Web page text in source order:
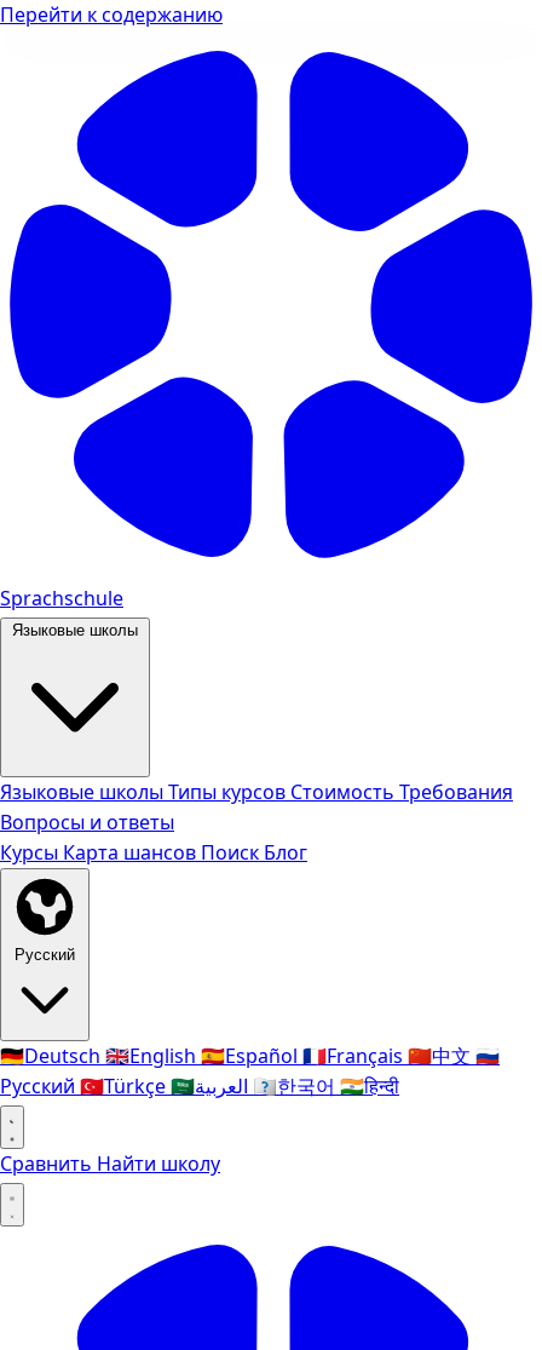
Перейти к содержанию
Sprachschule
Языковые школы
Языковые школыТипы курсов Стоимость Требования
Вопросы и ответы
Курсы Карта шансов Поиск Блог
Русский
🇩🇪Deutsch 🇬🇧English 🇪🇸Español 🇫🇷Français 🇨🇳中文 🇷🇺
Русский 🇹🇷Türkçe🇸🇦 🇰🇷한국어 🇮🇳हिन्दी
Сравнить Найти школу